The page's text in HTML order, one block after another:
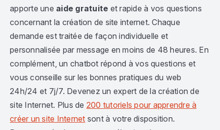
apporte une aide gratuite et rapide à vos questions
concernant la création de site internet. Chaque
demande est traitée de façon individuelle et
personnalisée par message en moins de 48 heures. En
complément, un chatbot répond à vos questions et
vous conseille sur les bonnes pratiques du web
24h/24 et 7j/7. Devenez un expert de la création de
site Internet. Plus de 200 tutoriels pour apprendre à
créer un site Internet sont à votre disposition.